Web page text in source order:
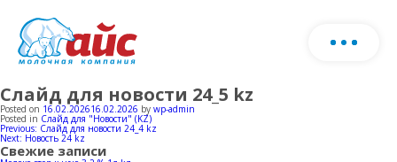
Өнімдерінің каталогын жүктеп алыңыз
Біз туралы
Өнім
Слайд для новости 24_5 kz
Posted on 16.02.202616.02.2026 by wp-admin
Posted in Слайд для "Новости" (KZ)
Post
navigation
Previous: Слайд для новости 24_4 kz
Next: Новость 24 kz
Свежие записи